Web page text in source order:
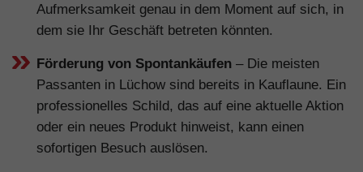
Aufmerksamkeit genau in dem Moment auf sich, in
dem sie Ihr Geschäft betreten könnten.
Förderung von Spontankäufen – Die meisten
Passanten in Lüchow sind bereits in Kauflaune. Ein
professionelles Schild, das auf eine aktuelle Aktion
oder ein neues Produkt hinweist, kann einen
sofortigen Besuch auslösen.